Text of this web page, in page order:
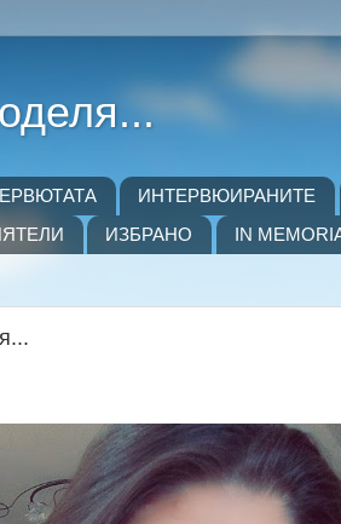
ИНТЕРВЮИРАНИТЕ
ИЗБРАНО IN